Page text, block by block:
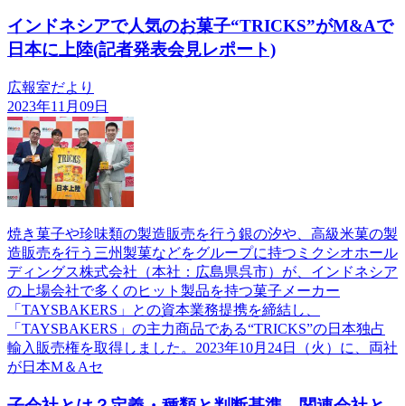
インドネシアで人気のお菓子“TRICKS”がM&Aで
日本に上陸(記者発表会見レポート)
広報室だより
2023年11月09日
焼き菓子や珍味類の製造販売を行う銀の汐や、高級米菓の製
造販売を行う三州製菓などをグループに持つミクシオホール
ディングス株式会社（本社：広島県呉市）が、インドネシア
の上場会社で多くのヒット製品を持つ菓子メーカー
「TAYSBAKERS」との資本業務提携を締結し、
「TAYSBAKERS」の主力商品である“TRICKS”の日本独占
輸入販売権を取得しました。2023年10月24日（火）に、両社
が日本M＆Aセ